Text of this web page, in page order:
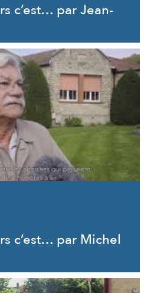
c’est… par Jean-
c’est… par Michel